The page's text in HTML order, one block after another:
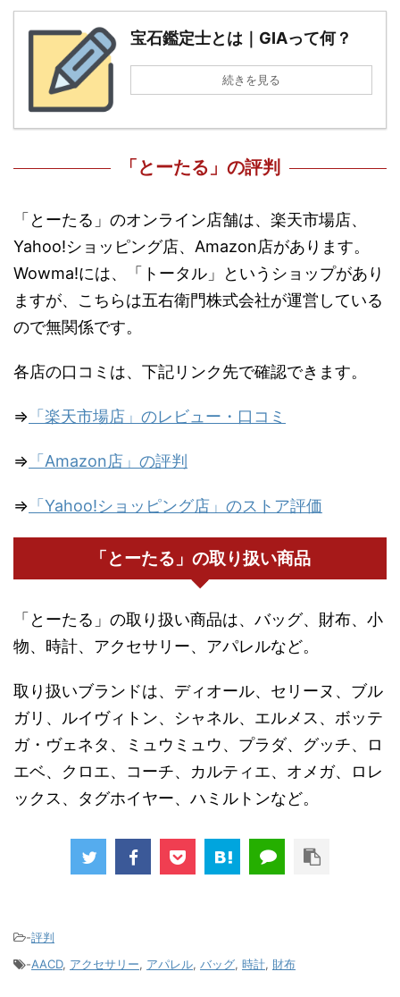
宝石鑑定士とは｜GIAって何？
続きを見る
「とーたる」の評判
「とーたる」のオンライン店舗は、楽天市場店、
Yahoo!ショッピング店、Amazon店があります。
Wowma!には、「トータル」というショップがあり
ますが、こちらは五右衛門株式会社が運営している
ので無関係です。
各店の口コミは、下記リンク先で確認できます。
⇒ 「楽天市場店」のレビュー・口コミ
⇒ 「Amazon店」の評判
⇒ 「Yahoo!ショッピング店」のストア評価
「とーたる」の取り扱い商品
「とーたる」の取り扱い商品は、バッグ、財布、小
物、時計、アクセサリー、アパレルなど。
取り扱いブランドは、ディオール、セリーヌ、ブル
ガリ、ルイヴィトン、シャネル、エルメス、ボッテ
ガ・ヴェネタ、ミュウミュウ、プラダ、グッチ、ロ
エベ、クロエ、コーチ、カルティエ、オメガ、ロレ
ックス、タグホイヤー、ハミルトンなど。
-評判
-AACD, アクセサリー, アパレル, バッグ, 時計, 財布